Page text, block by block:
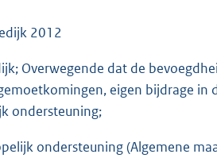
2012
Overwegende dat de
eigen bijdrage in
ondersteuning;
ondersteuning (Algemene